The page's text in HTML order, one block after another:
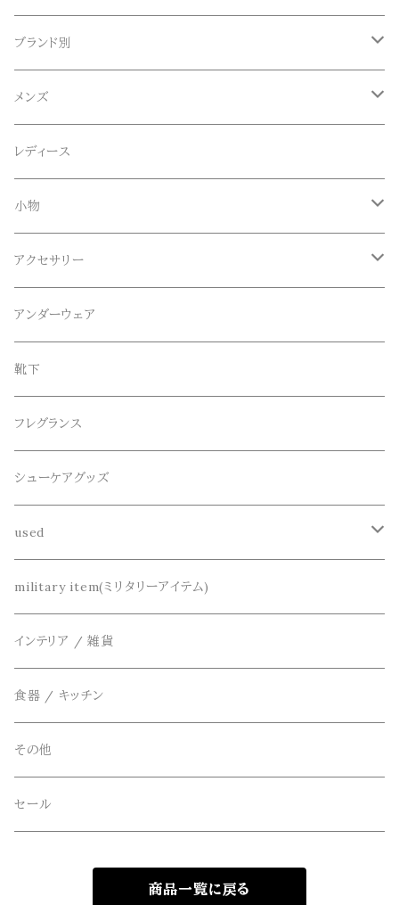
ブランド別
ACE SNKR(エーススニーカー)
Anapau,Seaing,ANAPAU UG
Blundstone(ブランドストーン)
CameOne(ケイムワン)
CANDY DESIGN&WORKS(CDW)
collonil(コロニル)
CountyComm(カウンティーコム)
decka(デカ)
dros dro(ドロスドロ)
DETAIL(ディティール)
THE FLAVOR DESIGN(ザ フレーバーデザイン)
FOB FACTORY(エフオービーファクトリー)
Four Seasons Garage(FSG)
freewaters(フリーウォータース)
メンズ
トップス
Tシャツ
ロンT
シャツ
カーディガン
ボトムス
ロング
ショート
セットアップ
シューズ
シューズ
サンダル
レディース
小物
帽子、マフラー、手袋
メガネ、サングラス
ベルト
腕時計
キーアクセサリー
財布、コインケース、マネークリップ
鞄
アクセサリー
リング
ブレスレット、バングル
ネックレス
アンダーウェア
靴下
フレグランス
シューケアグッズ
used
リメイク
アクセサリー
military item(ミリタリーアイテム)
インテリア / 雑貨
食器 / キッチン
その他
セール
商品一覧に戻る